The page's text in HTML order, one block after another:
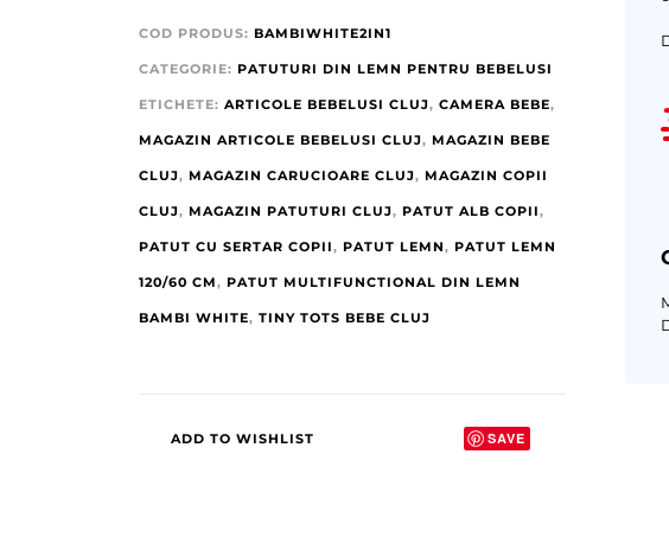
COD PRODUS: BAMBIWHITE2IN1
CATEGORIE: PATUTURI DIN LEMN PENTRU BEBELUSI
ETICHETE: ARTICOLE BEBELUSI CLUJ, CAMERA BEBE,
MAGAZIN ARTICOLE BEBELUSI CLUJ, MAGAZIN BEBE
CLUJ, MAGAZIN CARUCIOARE CLUJ, MAGAZIN COPII
CLUJ, MAGAZIN PATUTURI CLUJ, PATUT ALB COPII,
PATUT CU SERTAR COPII, PATUT LEMN, PATUT LEMN
120/60 CM, PATUT MULTIFUNCTIONAL DIN LEMN
BAMBI WHITE, TINY TOTS BEBE CLUJ
ADD TO WISHLIST SAVE